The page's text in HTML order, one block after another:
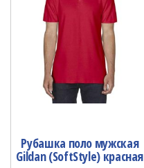
Рубашка поло мужская
Gildan (SoftStyle) красная